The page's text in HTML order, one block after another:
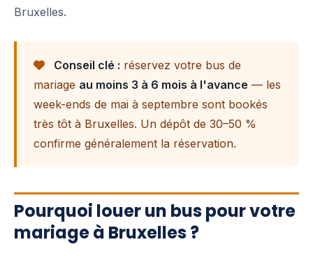
Bruxelles.
Conseil clé : réservez votre bus de
mariage au moins 3 à 6 mois à l'avance — les
week-ends de mai à septembre sont bookés
très tôt à Bruxelles. Un dépôt de 30–50 %
confirme généralement la réservation.
Pourquoi louer un bus pour votre
mariage à Bruxelles ?